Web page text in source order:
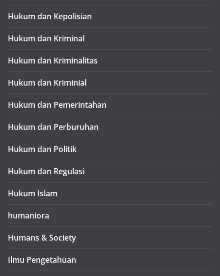
Hukum dan Kepolisian
Hukum dan Kriminal
Hukum dan Kriminalitas
Hukum dan Kriminial
Hukum dan Pemerintahan
Hukum dan Perburuhan
Hukum dan Politik
Hukum dan Regulasi
Hukum Islam
humaniora
Humans & Society
Ilmu Pengetahuan